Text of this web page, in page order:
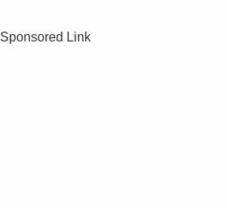
Sponsored Link